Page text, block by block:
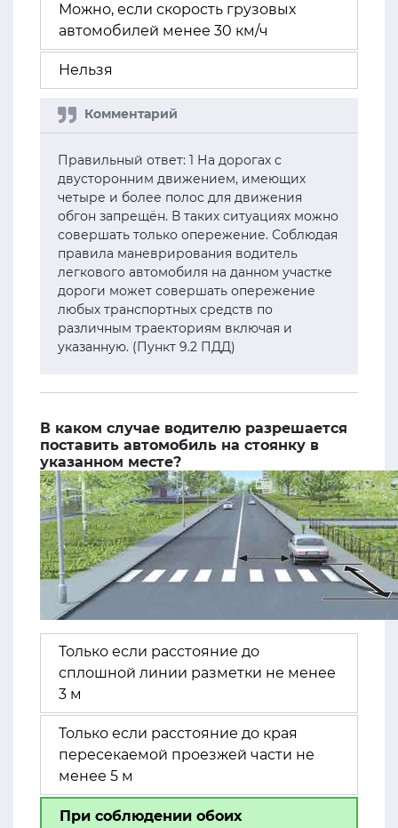
Можно, если скорость грузовых
автомобилей менее 30 км/ч
Нельзя
Правильный ответ: 1 На дорогах с
двусторонним движением, имеющих
четыре и более полос для движения
обгон запрещён. В таких ситуациях можно
совершать только опережение. Соблюдая
правила маневрирования водитель
легкового автомобиля на данном участке
дороги может совершать опережение
любых транспортных средств по
различным траекториям включая и
указанную. (Пункт 9.2 ПДД)
В каком случае водителю разрешается
поставить автомобиль на стоянку в
указанном месте?
Только если расстояние до
сплошной линии разметки не менее
3 м
Только если расстояние до края
пересекаемой проезжей части не
менее 5 м
При соблюдении обоих